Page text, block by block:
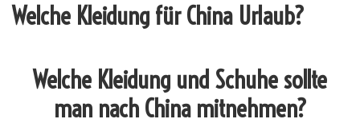
Welche Kleidung für China Urlaub?
Welche Kleidung und Schuhe sollte
man nach China mitnehmen?